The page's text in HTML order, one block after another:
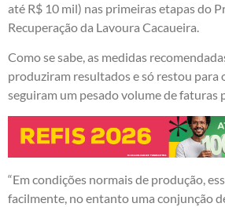
até R$ 10 mil) nas primeiras etapas do
Recuperação da Lavoura Cacaueira.
Como se sabe, as medidas
produziram resultados e só restou para
seguiram um pesado volume de faturas
“Em condições normais de produção,
facilmente, no entanto uma conjunção